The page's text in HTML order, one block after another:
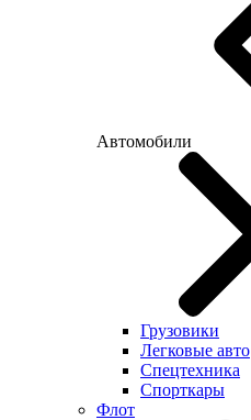
Автомобили
Грузовики
Легковые авто
Спецтехника
Спорткары
Флот